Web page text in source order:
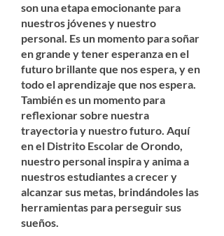
son una etapa emocionante para
nuestros jóvenes y nuestro
personal. Es un momento para soñar
en grande y tener esperanza en el
futuro brillante que nos espera, y en
todo el aprendizaje que nos espera.
También es un momento para
reflexionar sobre nuestra
trayectoria y nuestro futuro. Aquí
en el Distrito Escolar de Orondo,
nuestro personal inspira y anima a
nuestros estudiantes a crecer y
alcanzar sus metas, brindándoles las
herramientas para perseguir sus
sueños.